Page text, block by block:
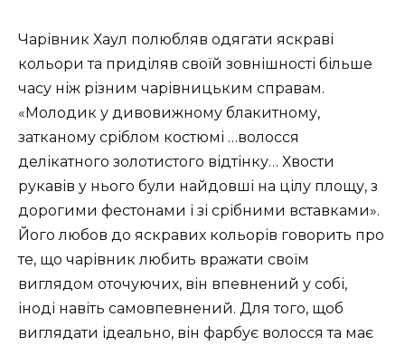
Чарівник Хаул полюбляв одягати яскраві
кольори та приділяв своїй зовнішності більше
часу ніж різним чарівницьким справам.
«Молодик у дивовижному блакитному,
затканому сріблом костюмі …волосся
делікатного золотистого відтінку… Хвости
рукавів у нього були найдовші на цілу площу, з
дорогими фестонами і зі срібними вставками».
Його любов до яскравих кольорів говорить про
те, що чарівник любить вражати своїм
виглядом оточуючих, він впевнений у собі,
іноді навіть самовпевнений. Для того, щоб
виглядати ідеально, він фарбує волосся та має